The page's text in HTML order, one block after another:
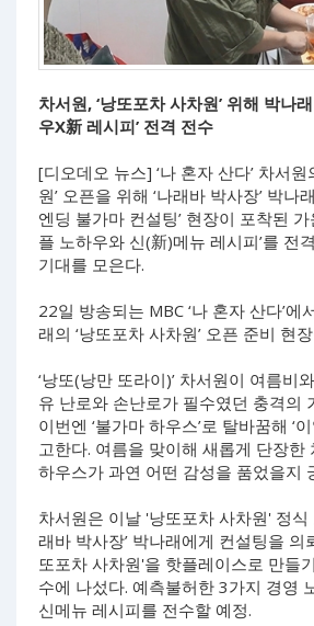
차서원, ‘낭또포차 사차원’ 위해 박나
우X新 레시피’ 전격 전수
[디오데오 뉴스] ‘나 혼자 산다’ 차서원
원’ 오픈을 위해 ‘나래바 박사장’ 박나
엔딩 불가마 컨설팅’ 현장이 포착된
플 노하우와 신(新)메뉴 레시피’를 전
기대를 모은다.
22일 방송되는 MBC ‘나 혼자 산다’에
래의 ‘낭또포차 사차원’ 오픈 준비 현
‘낭또(낭만 또라이)’ 차서원이 여름비
유 난로와 손난로가 필수였던 충격의
이번엔 ‘불가마 하우스’로 탈바꿈해 ‘
고한다. 여름을 맞이해 새롭게 단장한
하우스가 과연 어떤 감성을 품었을지
차서원은 이날 '낭또포차 사차원' 정식
래바 박사장’ 박나래에게 컨설팅을 의
또포차 사차원'을 핫플레이스로 만들
수에 나섰다. 예측불허한 3가지 경영
신메뉴 레시피를 전수할 예정.